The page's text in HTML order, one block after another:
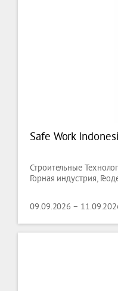
Safe Work
Строительные
Горная индустрия,
09.09.2026 –